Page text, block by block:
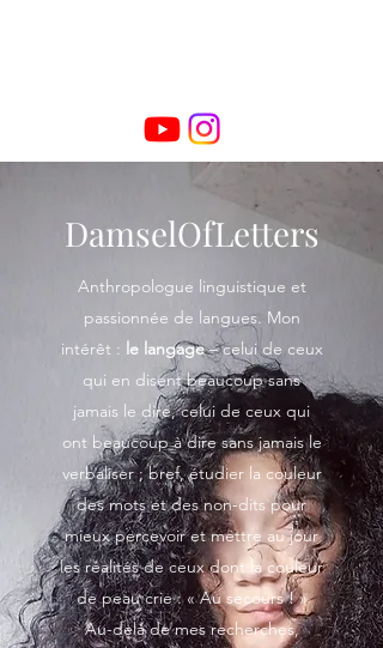
DamselOfLetters
Anthropologue linguistique et
passionnée de langues. Mon
intérêt : le langage– celui de ceux
qui en disent beaucoup sans
jamais le dire, celui de ceux qui
ont beaucoup à dire sans jamais le
verbaliser ; bref, étudier la couleur
des mots et des non-dits pour
mieux percevoir et mettre au jour
les réalités de ceux dont la couleur
de peau crie : « Au secours ! »
Au-delà de mes recherches,